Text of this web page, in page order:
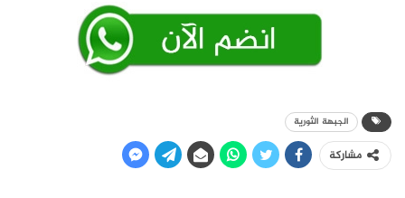
الجبهة الثورية
مشاركة